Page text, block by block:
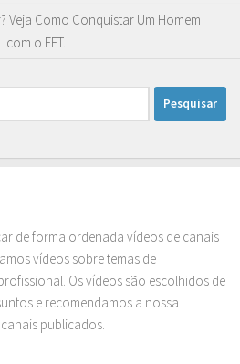
Veja Como Conquistar Um Homem
com o EFT.
de forma ordenada vídeos de canais
vídeos sobre temas de
Os vídeos são escolhidos de
e recomendamos a nossa
publicados.